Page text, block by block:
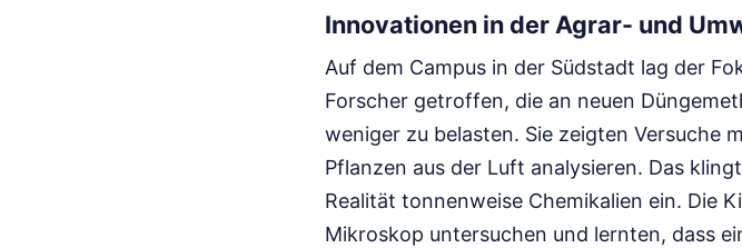
Innovationen in der Agrar- und
Auf dem Campus in der Südstadt lag der
Forscher getroffen, die an neuen
weniger zu belasten. Sie zeigten Versuche
Pflanzen aus der Luft analysieren. Das
Realität tonnenweise Chemikalien ein. Die
Mikroskop untersuchen und lernten, dass